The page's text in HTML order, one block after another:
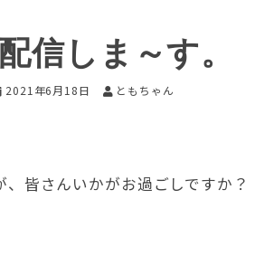
信しま～す。
2021年6月18日 ともちゃん
皆さんいかがお過ごしですか？